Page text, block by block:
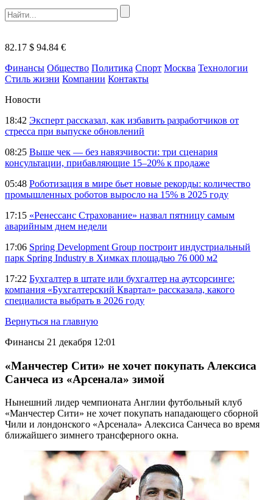
82.17 $ 94.84 €
Финансы Общество Политика Спорт Москва Технологии
Стиль жизни Компании Контакты
Новости
18:42 Эксперт рассказал, как избавить разработчиков от
стресса при выпуске обновлений
08:25 Выше чек — без навязчивости: три сценария
консультации, прибавляющие 15–20% к продаже
05:48 Роботизация в мире бьет новые рекорды: количество
промышленных роботов выросло на 15% в 2025 году
17:15 «Ренессанс Страхование» назвал пятницу самым
аварийным днем недели
17:06 Spring Development Group построит индустриальный
парк Spring Industry в Химках площадью 76 000 м2
17:22 Бухгалтер в штате или бухгалтер на аутсорсинге:
компания «Бухгалтерский Квартал» рассказала, какого
специалиста выбрать в 2026 году
Вернуться на главную
Финансы 21 декабря 12:01
«Манчестер Сити» не хочет покупать Алексиса
Санчеса из «Арсенала» зимой
Нынешний лидер чемпионата Англии футбольный клуб
«Манчестер Сити» не хочет покупать нападающего сборной
Чили и лондонского «Арсенала» Алексиса Санчеса во время
ближайшего зимнего трансферного окна.